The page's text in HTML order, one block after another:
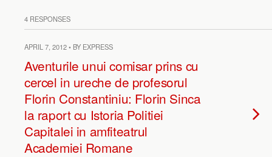
4 RESPONSES
APRIL 7, 2012 • BY EXPRESS
Aventurile unui comisar prins cu
cercel in ureche de profesorul
Florin Constantiniu: Florin Sinca
la raport cu Istoria Politiei
Capitalei in amfiteatrul
Academiei Romane